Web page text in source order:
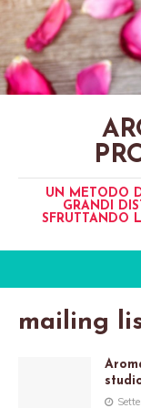
UN METODO
GRANDI
SFRUTTANDO
mailing